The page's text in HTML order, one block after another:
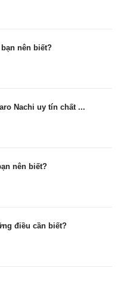
nên biết?
Nachi uy tín chất ...
nên biết?
điều cần biết?